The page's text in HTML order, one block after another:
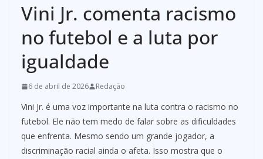
Vini Jr. comenta racismo
no futebol e a luta por
igualdade
6 de abril de 2026 Redação
Vini Jr. é uma voz importante na luta contra o racismo no
futebol. Ele não tem medo de falar sobre as dificuldades
que enfrenta. Mesmo sendo um grande jogador, a
discriminação racial ainda o afeta. Isso mostra que o